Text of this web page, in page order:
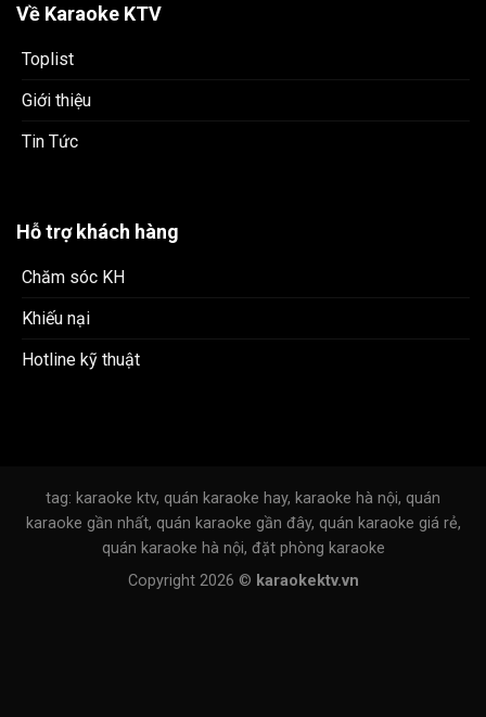
Về Karaoke KTV
Toplist
Giới thiệu
Tin Tức
Hỗ trợ khách hàng
Chăm sóc KH
Khiếu nại
Hotline kỹ thuật
tag: karaoke ktv, quán karaoke hay, karaoke hà nội, quán
karaoke gần nhất, quán karaoke gần đây, quán karaoke giá rẻ,
quán karaoke hà nội, đặt phòng karaoke
Copyright 2026 © karaokektv.vn